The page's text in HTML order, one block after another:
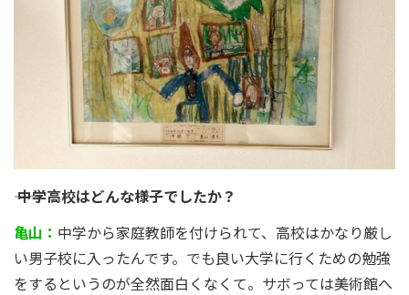
―― 中学高校はどんな様子でしたか？
亀山： 中学から家庭教師を付けられて、高校はかなり厳し
い男子校に入ったんです。でも良い大学に行くための勉強
をするというのが全然面白くなくて。サボっては美術館へ